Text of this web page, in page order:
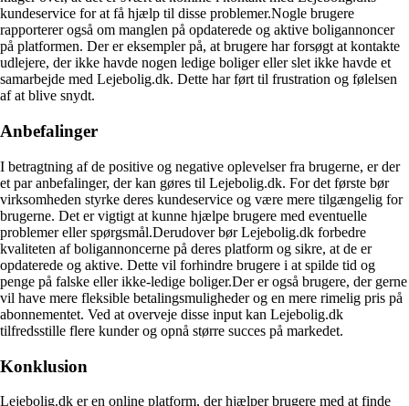
kundeservice for at få hjælp til disse problemer.Nogle brugere
rapporterer også om manglen på opdaterede og aktive boligannoncer
på platformen. Der er eksempler på, at brugere har forsøgt at kontakte
udlejere, der ikke havde nogen ledige boliger eller slet ikke havde et
samarbejde med Lejebolig.dk. Dette har ført til frustration og følelsen
af at blive snydt.
Anbefalinger
I betragtning af de positive og negative oplevelser fra brugerne, er der
et par anbefalinger, der kan gøres til Lejebolig.dk. For det første bør
virksomheden styrke deres kundeservice og være mere tilgængelig for
brugerne. Det er vigtigt at kunne hjælpe brugere med eventuelle
problemer eller spørgsmål.Derudover bør Lejebolig.dk forbedre
kvaliteten af boligannoncerne på deres platform og sikre, at de er
opdaterede og aktive. Dette vil forhindre brugere i at spilde tid og
penge på falske eller ikke-ledige boliger.Der er også brugere, der gerne
vil have mere fleksible betalingsmuligheder og en mere rimelig pris på
abonnementet. Ved at overveje disse input kan Lejebolig.dk
tilfredsstille flere kunder og opnå større succes på markedet.
Konklusion
Lejebolig.dk er en online platform, der hjælper brugere med at finde